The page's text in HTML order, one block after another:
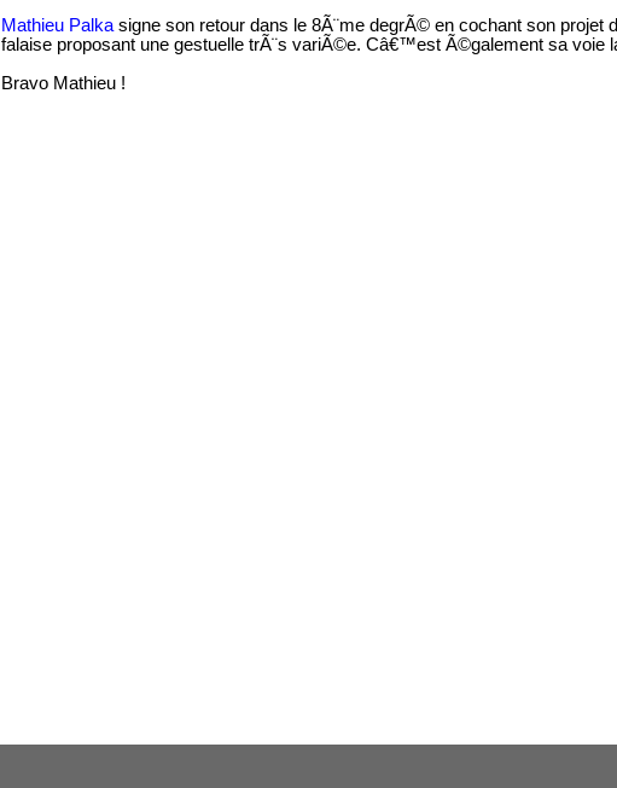
Mathieu Palka signe son retour dans le 8Ã¨me degrÃ© en cochant son projet
falaise proposant une gestuelle trÃ¨s variÃ©e. Câ€™est Ã©galement sa voie
Bravo Mathieu !